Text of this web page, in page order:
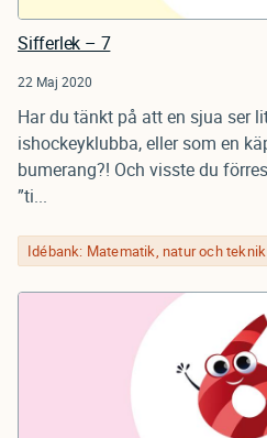
Sifferlek – 7
22 Maj 2020
Har du tänkt på att en sjua ser
ishockeyklubba, eller som en
bumerang?! Och visste du
”ti...
Idébank: Matematik, natur och teknik